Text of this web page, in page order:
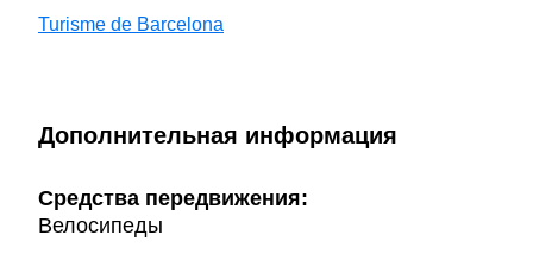
Turisme de Barcelona
Дополнительная информация
Cредства передвижения:
Велосипеды